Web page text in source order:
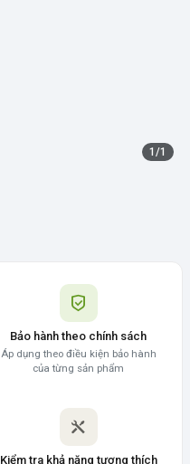
1 /1
Bảo hành theo chính sách
Áp dụng theo điều kiện bảo hành
của từng sản phẩm
Kiểm tra khả năng tương thích